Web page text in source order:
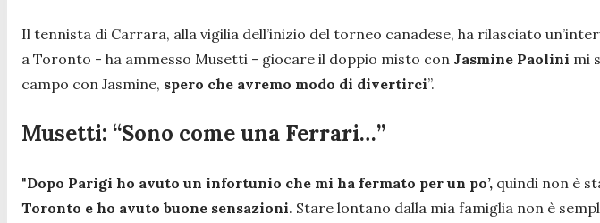
Il tennista di Carrara, alla vigilia dell’inizio del torneo canadese, ha rilasciato
a Toronto - ha ammesso Musetti - giocare il doppio misto con Jasmine Paolini mi
campo con Jasmine, spero che avremo modo di divertirci”.
Musetti: “Sono come una Ferrari…”
"Dopo Parigi ho avuto un infortunio che mi ha fermato per un po’, quindi non è
Toronto e ho avuto buone sensazioni. Stare lontano dalla mia famiglia non è